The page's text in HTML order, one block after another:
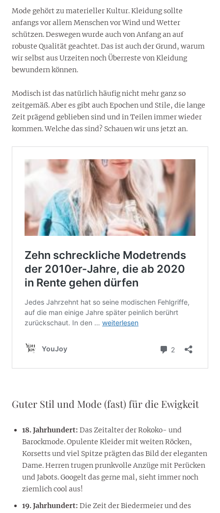
Mode gehört zu materieller Kultur. Kleidung sollte
anfangs vor allem Menschen vor Wind und Wetter
schützen. Deswegen wurde auch von Anfang an auf
robuste Qualität geachtet. Das ist auch der Grund, warum
wir selbst aus Urzeiten noch Überreste von Kleidung
bewundern können.
Modisch ist das natürlich häufig nicht mehr ganz so
zeitgemäß. Aber es gibt auch Epochen und Stile, die lange
Zeit prägend geblieben sind und in Teilen immer wieder
kommen. Welche das sind? Schauen wir uns jetzt an.
Guter Stil und Mode (fast) für die Ewigkeit
18. Jahrhundert: Das Zeitalter der Rokoko- und
Barockmode. Opulente Kleider mit weiten Röcken,
Korsetts und viel Spitze prägten das Bild der eleganten
Dame. Herren trugen prunkvolle Anzüge mit Perücken
und Jabots. Googelt das gerne mal, sieht immer noch
ziemlich cool aus!
19. Jahrhundert: Die Zeit der Biedermeier und des